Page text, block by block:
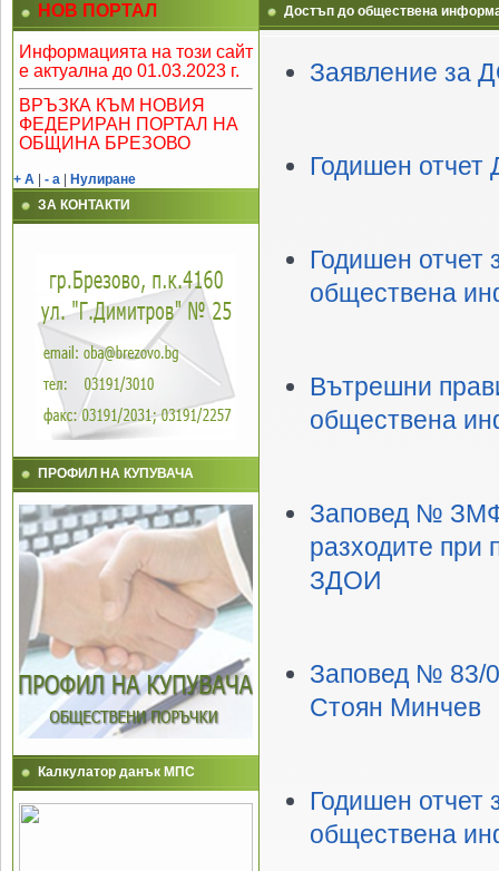
НОВ ПОРТАЛ
Информацията на този сайт
е актуална до 01.03.2023 г.
ВРЪЗКА КЪМ НОВИЯ
ФЕДЕРИРАН ПОРТАЛ НА
ОБЩИНА БРЕЗОВО
+ A - a
Нулиране
ЗА КОНТАКТИ
ПРОФИЛ НА КУПУВАЧА
Калкулатор данък МПС
Достъп до обществена
Заявление за
Годишен
Годишен отчет
обществена
Вътрешни
обществена
Заповед №
разходите при
ЗДОИ
Заповед № 83/
Стоян Минчев
Годишен отчет
обществена